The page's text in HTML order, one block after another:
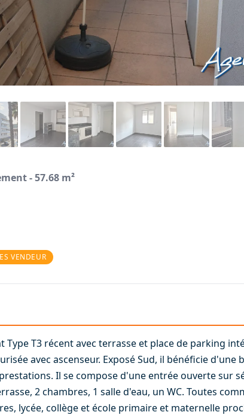
- 57.68 m²
VENDEUR
Type T3 récent avec terrasse et place de parking
avec ascenseur. Exposé Sud, il bénéficie d'une
Il se compose d'une entrée ouverte sur
2 chambres, 1 salle d'eau, un WC. Toutes
lycée, collège et école primaire et maternelle